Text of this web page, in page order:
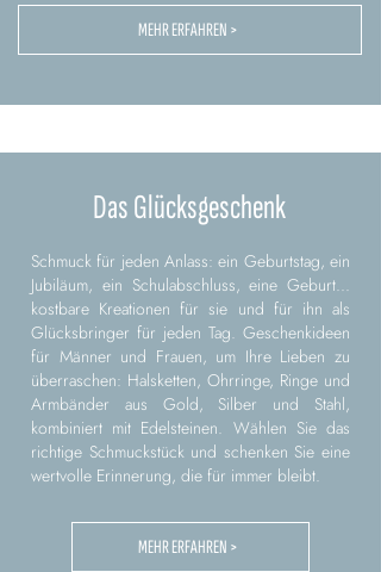
MEHR ERFAHREN >
Das Glücksgeschenk
Schmuck für jeden Anlass: ein Geburtstag, ein
Jubiläum, ein Schulabschluss, eine Geburt...
kostbare Kreationen für sie und für ihn als
Glücksbringer für jeden Tag. Geschenkideen
für Männer und Frauen, um Ihre Lieben zu
überraschen: Halsketten, Ohrringe, Ringe und
Armbänder aus Gold, Silber und Stahl,
kombiniert mit Edelsteinen. Wählen Sie das
richtige Schmuckstück und schenken Sie eine
wertvolle Erinnerung, die für immer bleibt.
MEHR ERFAHREN >